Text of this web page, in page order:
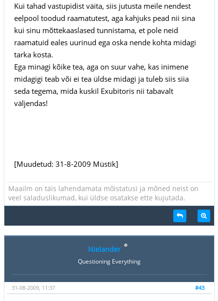
Kui tahad vastupidist väita, siis jutusta meile nendest
eelpool toodud raamatutest, aga kahjuks pead nii sina
kui sinu mõttekaaslased tunnistama, et pole neid
raamatuid eales uurinud ega oska nende kohta midagi
tarka kosta.
Ega minagi kõike tea, aga on suur vahe, kas inimene
midagigi teab või ei tea üldse midagi ja tuleb siis siia
seda tegema, mida kuskil Exubitoris nii tabavalt
väljendas!
[Muudetud: 31-8-2009 Müstik]
Maailm on täis lahendamata mõistatusi ja mõned neist on
veel saladuslikumad, kui üldse osatakse ette kujutada.
Nielander
Questioning Everything
#43
31-08-2009, 11:37